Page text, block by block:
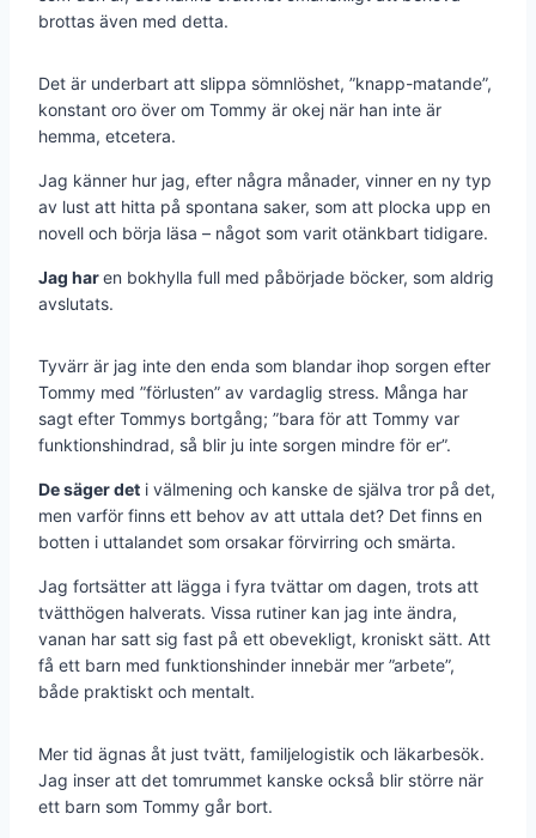
brottas även med detta.
Det är underbart att slippa sömnlöshet, ”knapp-matande”,
konstant oro över om Tommy är okej när han inte är
hemma, etcetera.
Jag känner hur jag, efter några månader, vinner en ny typ
av lust att hitta på spontana saker, som att plocka upp en
novell och börja läsa – något som varit otänkbart tidigare.
Jag haren bokhylla full med påbörjade böcker, som aldrig
avslutats.
Tyvärr är jag inte den enda som blandar ihop sorgen efter
Tommy med ”förlusten” av vardaglig stress. Många har
sagt efter Tommys bortgång; ”bara för att Tommy var
funktionshindrad, så blir ju inte sorgen mindre för er”.
De säger det i välmening och kanske de själva tror på det,
men varför finns ett behov av att uttala det? Det finns en
botten i uttalandet som orsakar förvirring och smärta.
Jag fortsätter att lägga i fyra tvättar om dagen, trots att
tvätthögen halverats. Vissa rutiner kan jag inte ändra,
vanan har satt sig fast på ett obevekligt, kroniskt sätt. Att
få ett barn med funktionshinder innebär mer ”arbete”,
både praktiskt och mentalt.
Mer tid ägnas åt just tvätt, familjelogistik och läkarbesök.
Jag inser att det tomrummet kanske också blir större när
ett barn som Tommy går bort.